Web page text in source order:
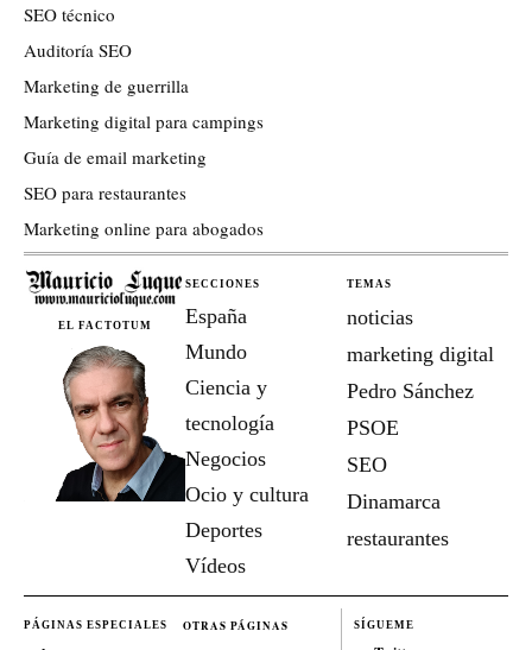
SEO técnico
Auditoría SEO
Marketing de guerrilla
Marketing digital para campings
Guía de email marketing
SEO para restaurantes
Marketing online para abogados
EL FACTOTUM
SECCIONES
España
Mundo
Ciencia y
tecnología
Negocios
Ocio y cultura
Deportes
Vídeos
TEMAS
noticias
marketing digital
Pedro Sánchez
PSOE
SEO
Dinamarca
restaurantes
PÁGINAS ESPECIALES OTRAS PÁGINAS SÍGUEME